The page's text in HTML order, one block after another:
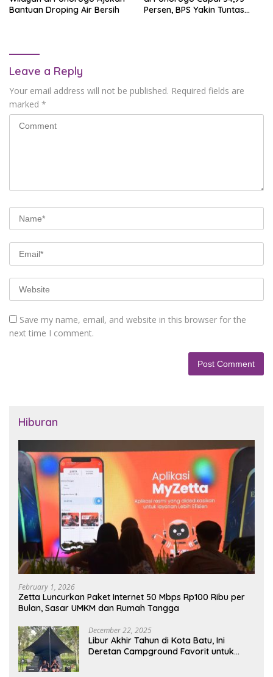
Bantuan Droping Air Bersih
Persen, BPS Yakin Tuntas
Leave a Reply
Your email address will not be published. Required fields are
marked *
Save my name, email, and website in this browser for the
next time I comment.
Hiburan
February 1, 2026
Zetta Luncurkan Paket Internet 50 Mbps Rp100 Ribu per
Bulan, Sasar UMKM dan Rumah Tangga
December 22, 2025
Libur Akhir Tahun di Kota Batu, Ini
Deretan Campground Favorit untuk